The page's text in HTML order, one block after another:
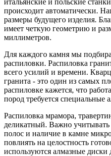
происходит автоматически.
размеры будущего изделия.
имеет четкую геометрию и
миллиметров.
Для каждого камня мы
распиловки. Распиловка
всего усилий и времени.
гранита - это один из самых
распиловке кажется, что
пород требуется специальные
Распиловка мрамора,
деликатный. Важно
полос и наличие в камне
повлиять на целостность
используются алмазные диски